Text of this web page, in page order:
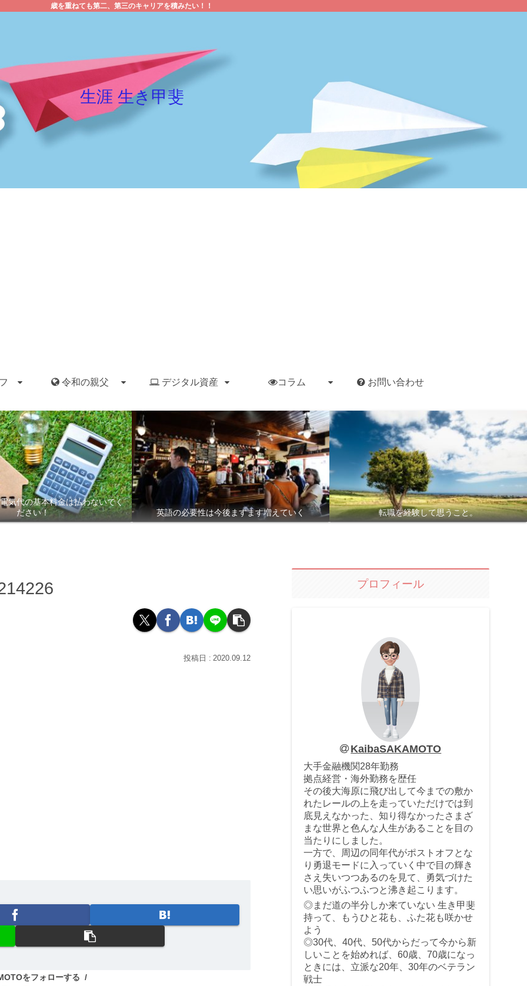
歳を重ねても第二、第三のキャリアを積みたい！！
生涯 生き甲斐
令和の親父 デジタル資産 コラム お問い合わせ
気代の基本料金は払わないでく
ださい！
英語の必要性は今後ますます増えていく 転職を経験して思うこと。
2020.09.12
をフォローする
プロフィール
KaibaSAKAMOTO
大手金融機関28年勤務
拠点経営・海外勤務を歴任
その後大海原に飛び出して今までの敷か
れたレールの上を走っていただけでは到
底見えなかった、知り得なかったさまざ
まな世界と色んな人生があることを目の
当たりにしました。
一方で、周辺の同年代がポストオフとな
り勇退モードに入っていく中で目の輝き
さえ失いつつあるのを見て、勇気づけた
い思いがふつふつと沸き起こります。
◎まだ道の半分しか来ていない 生き甲斐
持って、もうひと花も、ふた花も咲かせ
よう
◎30代、40代、50代からだって今から新
しいことを始めれば、60歳、70歳になっ
ときには、立派な20年、30年のベテラン
戦士